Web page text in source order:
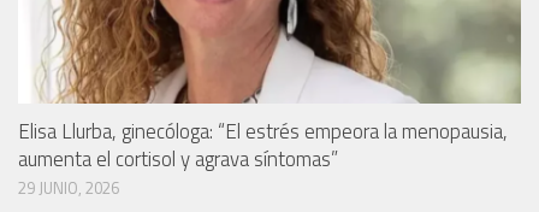
Elisa Llurba, ginecóloga: “El estrés empeora la menopausia,
aumenta el cortisol y agrava síntomas”
29 JUNIO, 2026